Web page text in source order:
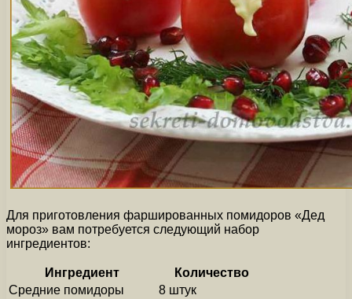
Для приготовления фаршированных помидоров «Дед
мороз» вам потребуется следующий набор
ингредиентов:
Ингредиент
Количество
Средние помидоры
8 штук